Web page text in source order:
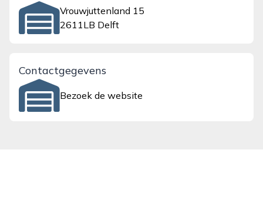
Vrouwjuttenland 15
2611LB Delft
Contactgegevens
Bezoek de website